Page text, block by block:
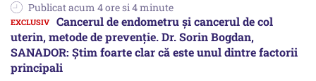
Publicat acum 4 ore si 4 minute
Cancerul de endometru și cancerul de col
uterin, metode de prevenție. Dr. Sorin Bogdan,
SANADOR: Știm foarte clar că este unul dintre factorii
principali